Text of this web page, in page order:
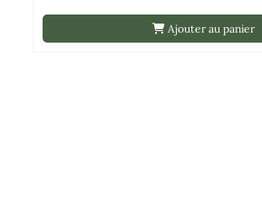
Ajouter au panier